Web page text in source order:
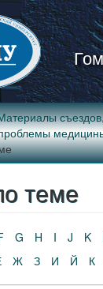
теме
G H I J K
Ж З И Й К